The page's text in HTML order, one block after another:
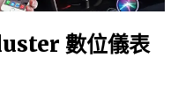
數位儀表